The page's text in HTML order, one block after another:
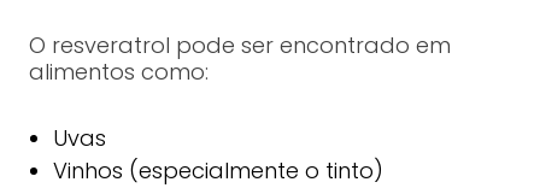
O resveratrol pode ser encontrado em
alimentos como:
Uvas
Vinhos (especialmente o tinto)